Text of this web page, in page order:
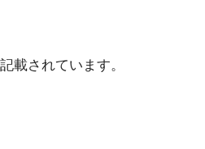
載されています。